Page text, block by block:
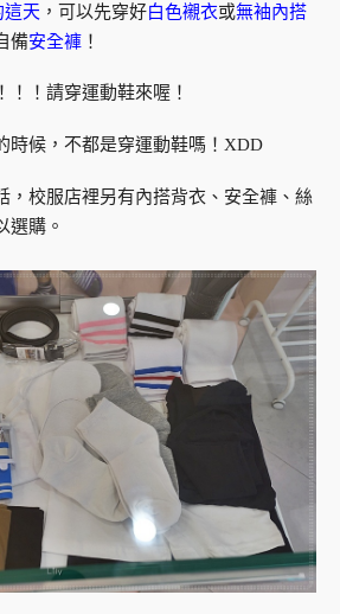
這天 ，可以先穿好白色襯衣或無袖內搭
備安全褲 ！
！！請穿運動鞋來喔！
時候，不都是穿運動鞋嗎！XDD
，校服店裡另有內搭背衣、安全褲、絲
選購。